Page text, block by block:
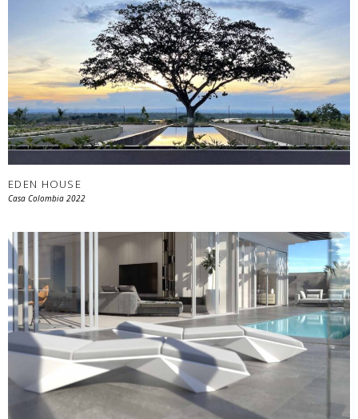
EDEN HOUSE
Casa Colombia 2022